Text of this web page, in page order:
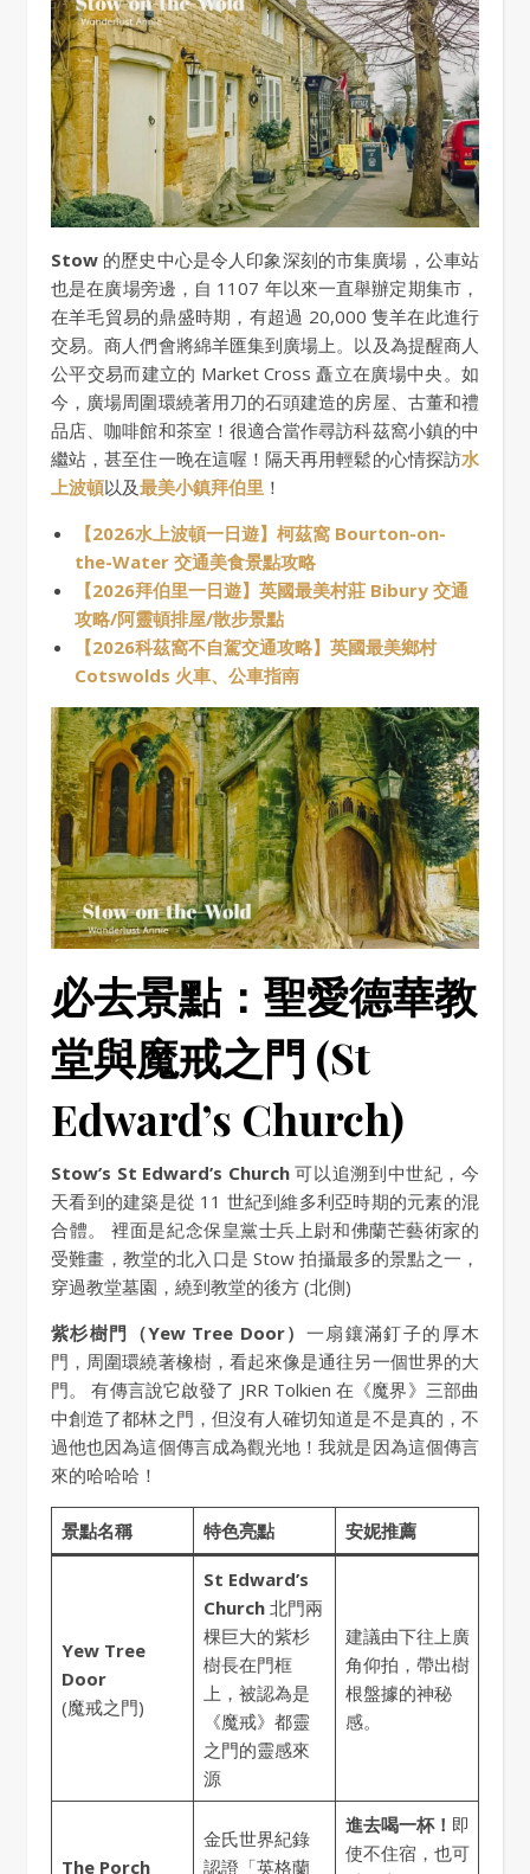
Stow 的歷史中心是令人印象深刻的市集廣場，公車站
也是在廣場旁邊，自 1107 年以來一直舉辦定期集市，
在羊毛貿易的鼎盛時期，有超過 20,000 隻羊在此進行
交易。商人們會將綿羊匯集到廣場上。以及為提醒商人
公平交易而建立的 Market Cross 矗立在廣場中央。如
今，廣場周圍環繞著用刀的石頭建造的房屋、古董和禮
品店、咖啡館和茶室！很適合當作尋訪科茲窩小鎮的中
繼站，甚至住一晚在這喔！隔天再用輕鬆的心情探訪水
上波頓以及最美小鎮拜伯里 ！
【2026水上波頓一日遊】柯茲窩 Bourton-on-
the-Water 交通美食景點攻略
【2026拜伯里一日遊】英國最美村莊 Bibury 交通
攻略/阿靈頓排屋/散步景點
【2026科茲窩不自駕交通攻略】英國最美鄉村
Cotswolds 火車、公車指南
必去景點：聖愛德華教
堂與魔戒之門 (St
Edward’s Church)
Stow’s St Edward’s Church可以追溯到中世紀，今
天看到的建築是從 11 世紀到維多利亞時期的元素的混
合體。 裡面是紀念保皇黨士兵上尉和佛蘭芒藝術家的
受難畫，教堂的北入口是 Stow 拍攝最多的景點之一，
穿過教堂墓園，繞到教堂的後方 (北側)
紫杉樹門（Yew Tree Door） 一扇鑲滿釘子的厚木
門，周圍環繞著橡樹，看起來像是通往另一個世界的大
門。 有傳言說它啟發了 JRR Tolkien 在《魔界》三部曲
中創造了都林之門，但沒有人確切知道是不是真的，不
過他也因為這個傳言成為觀光地！我就是因為這個傳言
來的哈哈哈！
景點名稱 特色亮點 安妮推薦
Yew Tree
Door
(魔戒之門)
St Edward’s
Church北門兩
棵巨大的紫杉
樹長在門框
上，被認為是
《魔戒》都靈
之門的靈感來
源
建議由下往上廣
角仰拍，帶出樹
根盤據的神秘
感。
The Porch
金氏世界紀錄
認證「英格蘭
進去喝一杯！ 即
使不住宿，也可